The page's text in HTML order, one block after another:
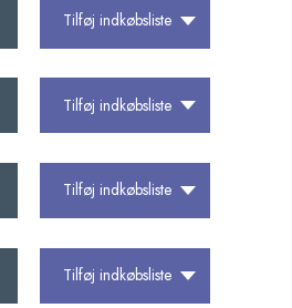
Tilføj indkøbsliste
Tilføj indkøbsliste
Tilføj indkøbsliste
Tilføj indkøbsliste